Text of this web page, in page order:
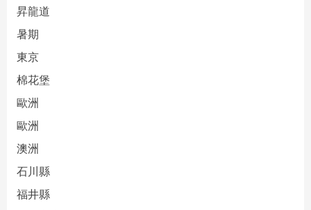
昇龍道
暑期
東京
棉花堡
歐洲
歐洲
澳洲
石川縣
福井縣